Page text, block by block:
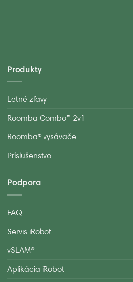
Produkty
Letné zľavy
Roomba Combo™ 2v1
Roomba® vysávače
Príslušenstvo
Podpora
FAQ
Servis iRobot
vSLAM®
Aplikácia iRobot